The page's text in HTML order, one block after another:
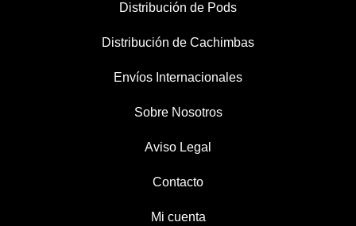
Distribución de Pods
Distribución de Cachimbas
Envíos Internacionales
Sobre Nosotros
Aviso Legal
Contacto
Mi cuenta